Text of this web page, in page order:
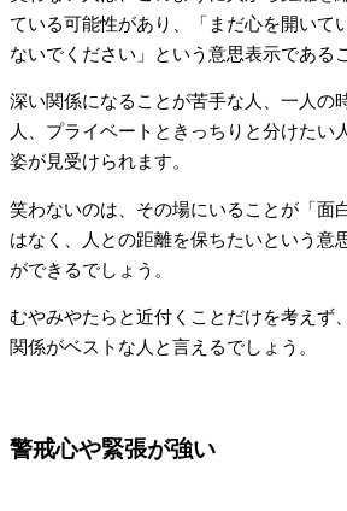
ている可能性があり、「まだ心を開いて
ないでください」という意思表示である
深い関係になることが苦手な人、一人の
人、プライベートときっちりと分けたい
姿が見受けられます。
笑わないのは、その場にいることが「面
はなく、人との距離を保ちたいという意
ができるでしょう。
むやみやたらと近付くことだけを考えず
関係がベストな人と言えるでしょう。
警戒心や緊張が強い